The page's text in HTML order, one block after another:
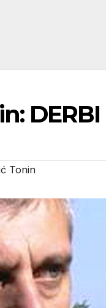
DERBI
Tonin